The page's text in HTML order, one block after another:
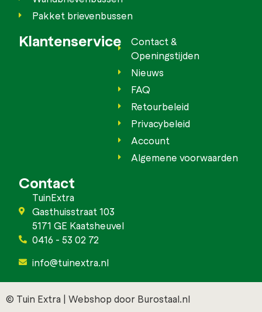
Pakket brievenbussen
Klantenservice
Contact &
Openingstijden
Nieuws
FAQ
Retourbeleid
Privacybeleid
Account
Algemene voorwaarden
Contact
TuinExtra
Gasthuisstraat 103
5171 GE Kaatsheuvel
0416 - 53 02 72
info@tuinextra.nl
© Tuin Extra | Webshop door Burostaal.nl